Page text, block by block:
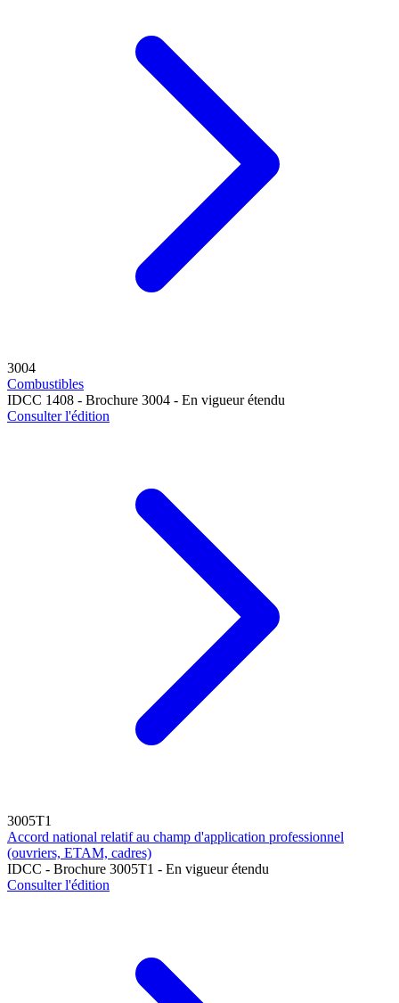
3004
Combustibles
IDCC 1408 - Brochure 3004 - En vigueur étendu
Consulter l'édition
3005T1
Accord national relatif au champ d'application professionnel
(ouvriers, ETAM, cadres)
IDCC - Brochure 3005T1 - En vigueur étendu
Consulter l'édition